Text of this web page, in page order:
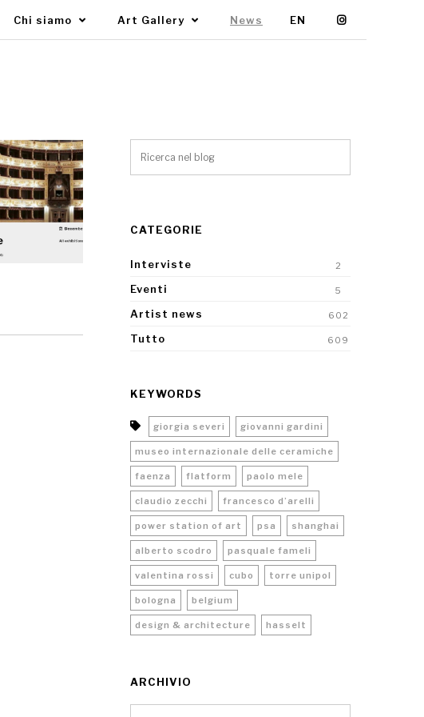
Chi siamo Art Gallery News EN
CATEGORIE
Interviste 2
Eventi 5
Artist news 602
Tutto 609
KEYWORDS
giorgia severi giovanni gardini
museo internazionale delle ceramiche
faenza flatform paolo mele
claudio zecchi francesco d’arelli
power station of art psa shanghai
alberto scodro pasquale fameli
valentina rossi cubo torre unipol
bologna belgium
design & architecture hasselt
ARCHIVIO